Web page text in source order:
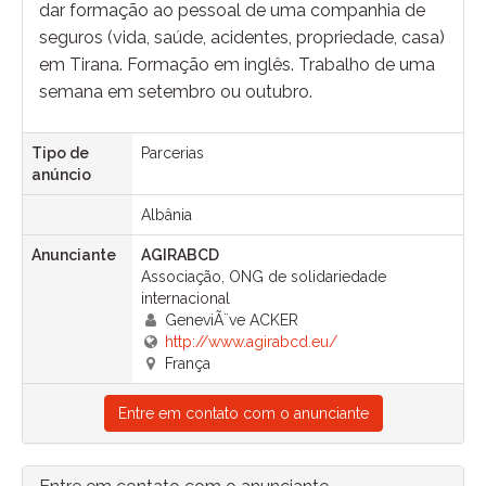
dar formação ao pessoal de uma companhia de
seguros (vida, saúde, acidentes, propriedade, casa)
em Tirana. Formação em inglês. Trabalho de uma
semana em setembro ou outubro.
Tipo de
anúncio
Parcerias
Albânia
Anunciante
AGIRABCD
Associação, ONG de solidariedade
internacional
GeneviÃ¨ve ACKER
http://www.agirabcd.eu/
França
Entre em contato com o anunciante